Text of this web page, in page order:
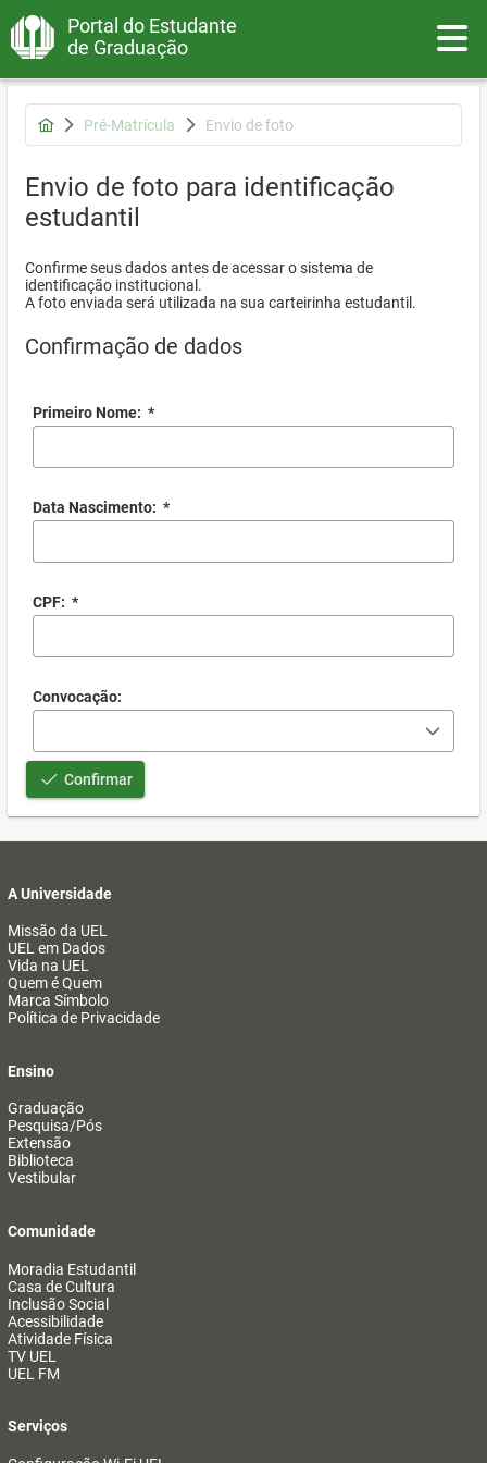
Portal do Estudante
de Graduação
Pré-Matrícula Envio de foto
Envio de foto para identificação
estudantil
Confirme seus dados antes de acessar o sistema de
identificação institucional.
A foto enviada será utilizada na sua carteirinha estudantil.
Confirmação de dados
Primeiro Nome: *
Data Nascimento: *
CPF: *
Convocação:
Confirmar
A Universidade
Missão da UEL
UEL em Dados
Vida na UEL
Quem é Quem
Marca Símbolo
Política de Privacidade
Ensino
Graduação
Pesquisa/Pós
Extensão
Biblioteca
Vestibular
Comunidade
Moradia Estudantil
Casa de Cultura
Inclusão Social
Acessibilidade
Atividade Física
TV UEL
UEL FM
Serviços